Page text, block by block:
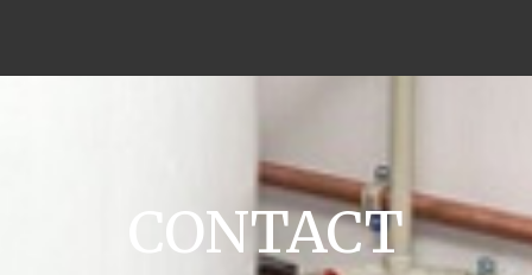
CONTACT